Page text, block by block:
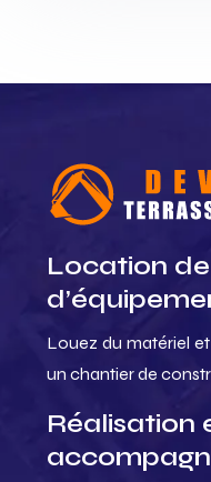
Location
Louez du matériel
un chantier de
Réalisation